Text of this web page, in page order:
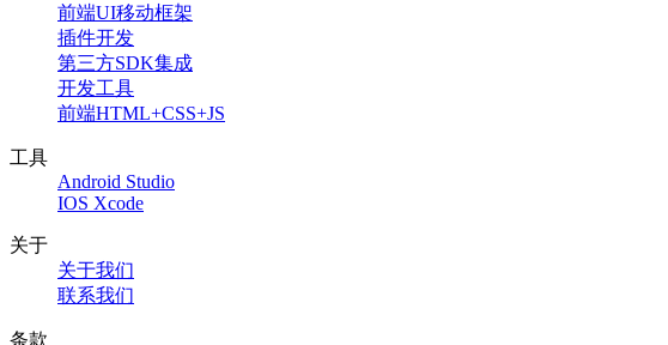
前端UI移动框架
插件开发
第三方SDK集成
开发工具
前端HTML+CSS+JS
工具
Android Studio
IOS Xcode
关于
关于我们
联系我们
条款